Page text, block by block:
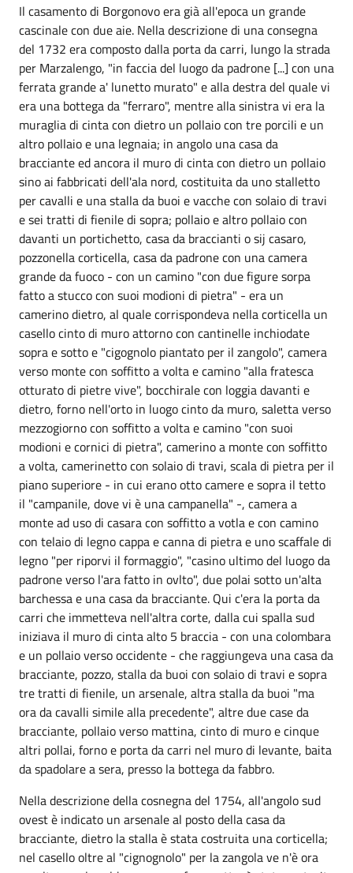
Il casamento di Borgonovo era già all'epoca un grande
cascinale con due aie. Nella descrizione di una consegna
del 1732 era composto dalla porta da carri, lungo la strada
per Marzalengo, "in faccia del luogo da padrone [...] con una
ferrata grande a' lunetto murato" e alla destra del quale vi
era una bottega da "ferraro", mentre alla sinistra vi era la
muraglia di cinta con dietro un pollaio con tre porcili e un
altro pollaio e una legnaia; in angolo una casa da
bracciante ed ancora il muro di cinta con dietro un pollaio
sino ai fabbricati dell'ala nord, costituita da uno stalletto
per cavalli e una stalla da buoi e vacche con solaio di travi
e sei tratti di fienile di sopra; pollaio e altro pollaio con
davanti un portichetto, casa da braccianti o sij casaro,
pozzonella corticella, casa da padrone con una camera
grande da fuoco - con un camino "con due figure sorpa
fatto a stucco con suoi modioni di pietra" - era un
camerino dietro, al quale corrispondeva nella corticella un
casello cinto di muro attorno con cantinelle inchiodate
sopra e sotto e "cigognolo piantato per il zangolo", camera
verso monte con soffitto a volta e camino "alla fratesca
otturato di pietre vive", bocchirale con loggia davanti e
dietro, forno nell'orto in luogo cinto da muro, saletta verso
mezzogiorno con soffitto a volta e camino "con suoi
modioni e cornici di pietra", camerino a monte con soffitto
a volta, camerinetto con solaio di travi, scala di pietra per il
piano superiore - in cui erano otto camere e sopra il tetto
il "campanile, dove vi è una campanella" -, camera a
monte ad uso di casara con soffitto a votla e con camino
con telaio di legno cappa e canna di pietra e uno scaffale di
legno "per riporvi il formaggio", "casino ultimo del luogo da
padrone verso l'ara fatto in ovlto", due polai sotto un'alta
barchessa e una casa da bracciante. Qui c'era la porta da
carri che immetteva nell'altra corte, dalla cui spalla sud
iniziava il muro di cinta alto 5 braccia - con una colombara
e un pollaio verso occidente - che raggiungeva una casa da
bracciante, pozzo, stalla da buoi con solaio di travi e sopra
tre tratti di fienile, un arsenale, altra stalla da buoi "ma
ora da cavalli simile alla precedente", altre due case da
bracciante, pollaio verso mattina, cinto di muro e cinque
altri pollai, forno e porta da carri nel muro di levante, baita
da spadolare a sera, presso la bottega da fabbro.
Nella descrizione della cosnegna del 1754, all'angolo sud
ovest è indicato un arsenale al posto della casa da
bracciante, dietro la stalla è stata costruita una corticella;
nel casello oltre al "cignognolo" per la zangola ve n'è ora